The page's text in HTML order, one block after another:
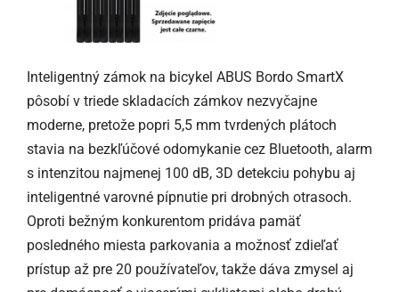
Inteligentný zámok na bicykel ABUS Bordo SmartX
pôsobí v triede skladacích zámkov nezvyčajne
moderne, pretože popri 5,5 mm tvrdených plátoch
stavia na bezkľúčové odomykanie cez Bluetooth, alarm
s intenzitou najmenej 100 dB, 3D detekciu pohybu aj
inteligentné varovné pípnutie pri drobných otrasoch.
Oproti bežným konkurentom pridáva pamäť
posledného miesta parkovania a možnosť zdieľať
prístup až pre 20 používateľov, takže dáva zmysel aj